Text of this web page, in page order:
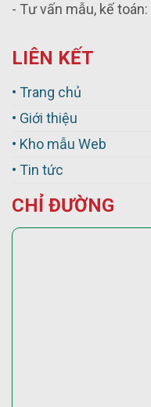
- Tư vấn mẫu, kế toán:
LIÊN KẾT
• Trang chủ
• Giới thiệu
• Kho mẫu Web
• Tin tức
CHỈ ĐƯỜNG